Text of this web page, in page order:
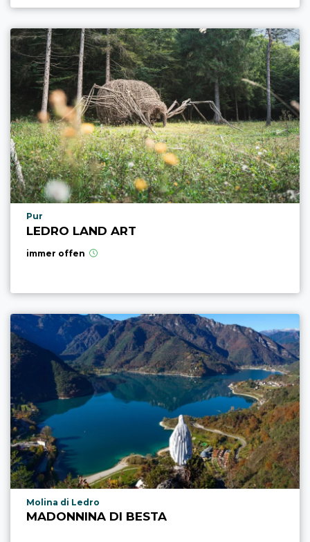
aria.poi_location_prefix
Pur
LEDRO LAND ART
immer offen
aria.poi_location_prefix
Molina di Ledro
MADONNINA DI BESTA